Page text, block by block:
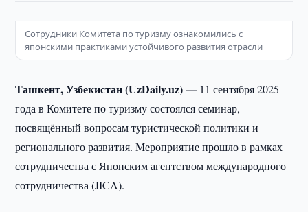
Сотрудники Комитета по туризму ознакомились с
японскими практиками устойчивого развития отрасли
Ташкент, Узбекистан (UzDaily.uz) — 11 сентября 2025
года в Комитете по туризму состоялся семинар,
посвящённый вопросам туристической политики и
регионального развития. Мероприятие прошло в рамках
сотрудничества с Японским агентством международного
сотрудничества (JICA).